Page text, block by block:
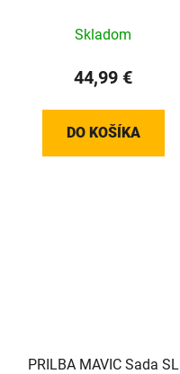
Skladom
44,99 €
DO KOŠÍKA
PRILBA MAVIC Sada SL